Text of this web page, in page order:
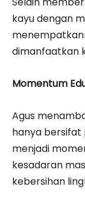
kayu dengan
dimanfaatkan
Momentum
Agus
hanya bersifat
menjadi
kesadaran
kebersihan